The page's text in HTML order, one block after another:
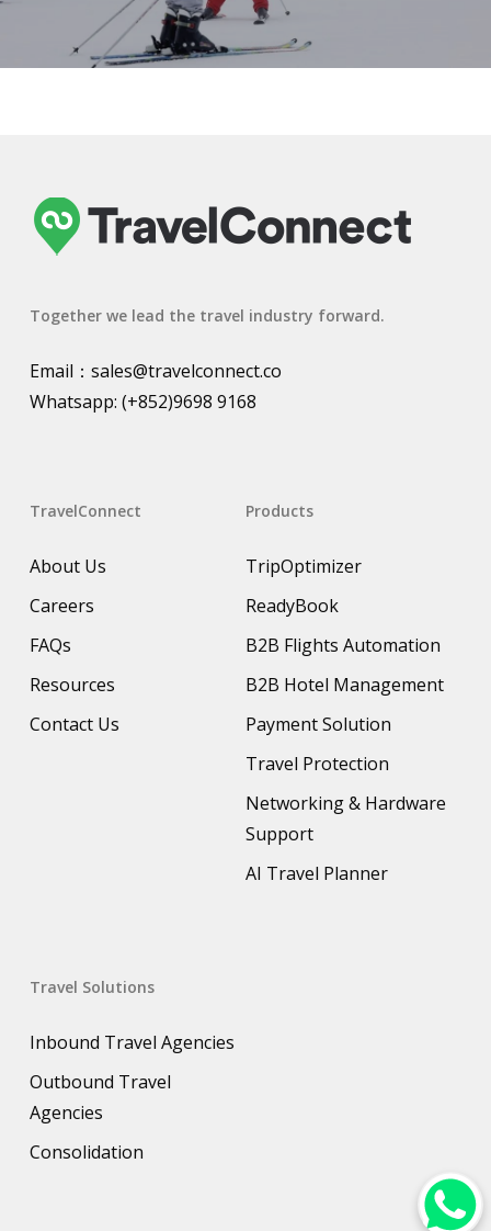
Together we lead the travel industry forward.
Email： sales@travelconnect.co
Whatsapp: (+852)9698 9168
TravelConnect
About Us
Careers
FAQs
Resources
Contact Us
Products
TripOptimizer
ReadyBook
B2B Flights Automation
B2B Hotel Management
Payment Solution
Travel Protection
Networking & Hardware
Support
AI Travel Planner
Travel Solutions
Inbound Travel Agencies
Outbound Travel
Agencies
Consolidation